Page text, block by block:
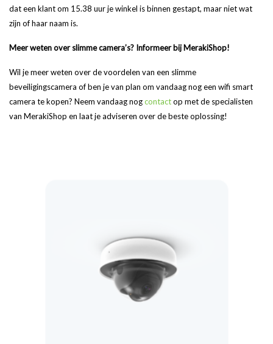
dat een klant om 15.38 uur je winkel is binnen gestapt, maar niet wat
zijn of haar naam is.
Meer weten over slimme camera’s? Informeer bij MerakiShop!
Wil je meer weten over de voordelen van een slimme
beveiligingscamera of ben je van plan om vandaag nog een wifi smart
camera te kopen? Neem vandaag nogcontactop met de specialisten
van MerakiShop en laat je adviseren over de beste oplossing!